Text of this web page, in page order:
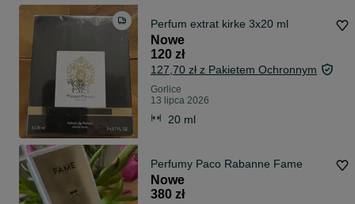
Perfum extrat kirke 3x20 ml
Nowe
120 zł
127,70 zł z Pakietem Ochronnym
Gorlice
13 lipca 2026
20 ml
Perfumy Paco Rabanne Fame
Nowe
380 zł